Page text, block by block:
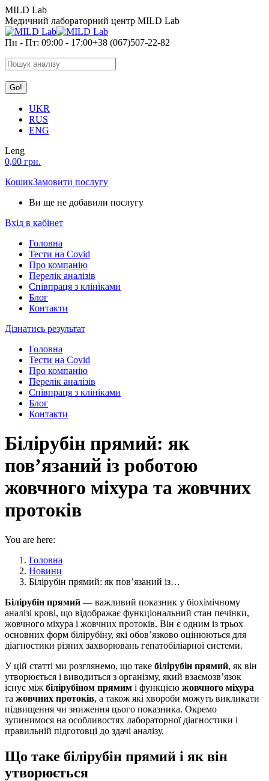
Skip
to
content
MILD Lab
Медичний лабораторний центр MILD Lab
Пн - Пт: 09:00 - 17:00+38 (067)507-22-82
Search:
UKR
RUS
ENG
Leng
0,00 грн.
КошикЗамовити послугу
Ви ще не добавили послугу
Вхід в кабінет
Головна
Тести на Covid
Про компанію
Перелік аналізів
Співпраця з клініками
Блог
Контакти
Дізнатись результат
Головна
Тести на Covid
Про компанію
Перелік аналізів
Співпраця з клініками
Блог
Контакти
Білірубін прямий: як
пов’язаний із роботою
жовчного міхура та жовчних
протоків
You are here:
Головна
Новини
Білірубін прямий: як пов’язаний із…
Білірубін прямий — важливий показник у біохімічному
аналізі крові, що відображає функціональний стан печінки,
жовчного міхура і жовчних протоків. Він є одним із трьох
основних форм білірубіну, які обов’язково оцінюються для
діагностики різних захворювань гепатобіліарної системи.
У цій статті ми розглянемо, що таке білірубін прямий, як він
утворюється і виводиться з організму, який взаємозв’язок
існує між білірубіном прямим і функцією жовчного міхура
та жовчних протоків, а також які хвороби можуть викликати
підвищення чи зниження цього показника. Окремо
зупинимося на особливостях лабораторної діагностики і
правильній підготовці до здачі аналізу.
Що таке білірубін прямий і як він
утворюється